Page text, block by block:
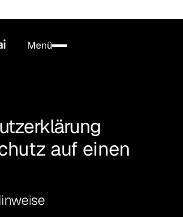
Menü
auf einen